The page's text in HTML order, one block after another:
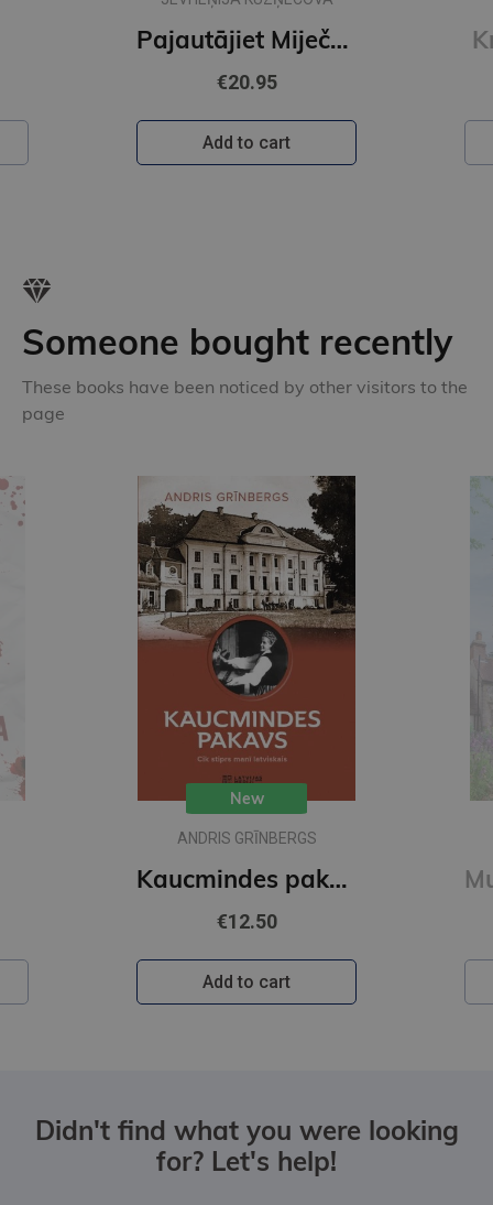
Pajautājiet Miječkai
€20.95
Add to cart
Someone bought recently
These books have been noticed by other visitors to the
page
New
ANDRIS GRĪNBERGS
Kaucmindes pakavs
€12.50
Add to cart
Didn't find what you were looking
for? Let's help!